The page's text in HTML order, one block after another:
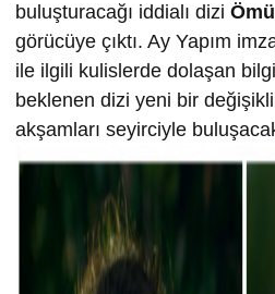
buluşturacağı iddialı dizi
görücüye çıktı. Ay Yapım
ile ilgili kulislerde dolaşan
beklenen dizi yeni bir
akşamları seyirciyle